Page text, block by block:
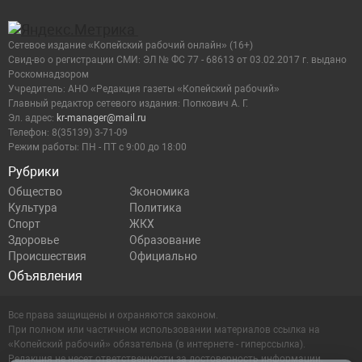
Рубрики
Общество
Экономика
Культура
Политика
Спорт
ЖКХ
Здоровье
Образование
Происшествия
Официально
Объявления
Сетевое издание «Копейский рабочий онлайн» (16+)
Cвид-во о регистрации СМИ: ЭЛ № ФС 77 - 68613 от 03.02.2017 г. выдано
Роскомнадзором
Учредитель: АНО «Редакция газеты «Копейский рабочий»
Главный редактор сетевого издания: Попкович А. Г.
Эл. адрес: kr-manager@mail.ru
Телефон: 8(35139) 3-71-09
Режим работы: ПН - ПТ с 9:00 до 18:00
Все права защищены и охраняются законом.
При полном или частичном использовании материалов ссылка на
«Копейский рабочий» обязательна (в интернете - гиперссылка).
Редакция не несет ответственности за достоверность информации,